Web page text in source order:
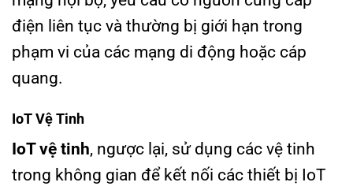
điện liên tục và thường bị giới hạn trong
phạm vi của các mạng di động hoặc cáp
quang.
IoT Vệ Tinh
IoT vệ tinh, ngược lại, sử dụng các vệ tinh
trong không gian để kết nối các thiết bị IoT